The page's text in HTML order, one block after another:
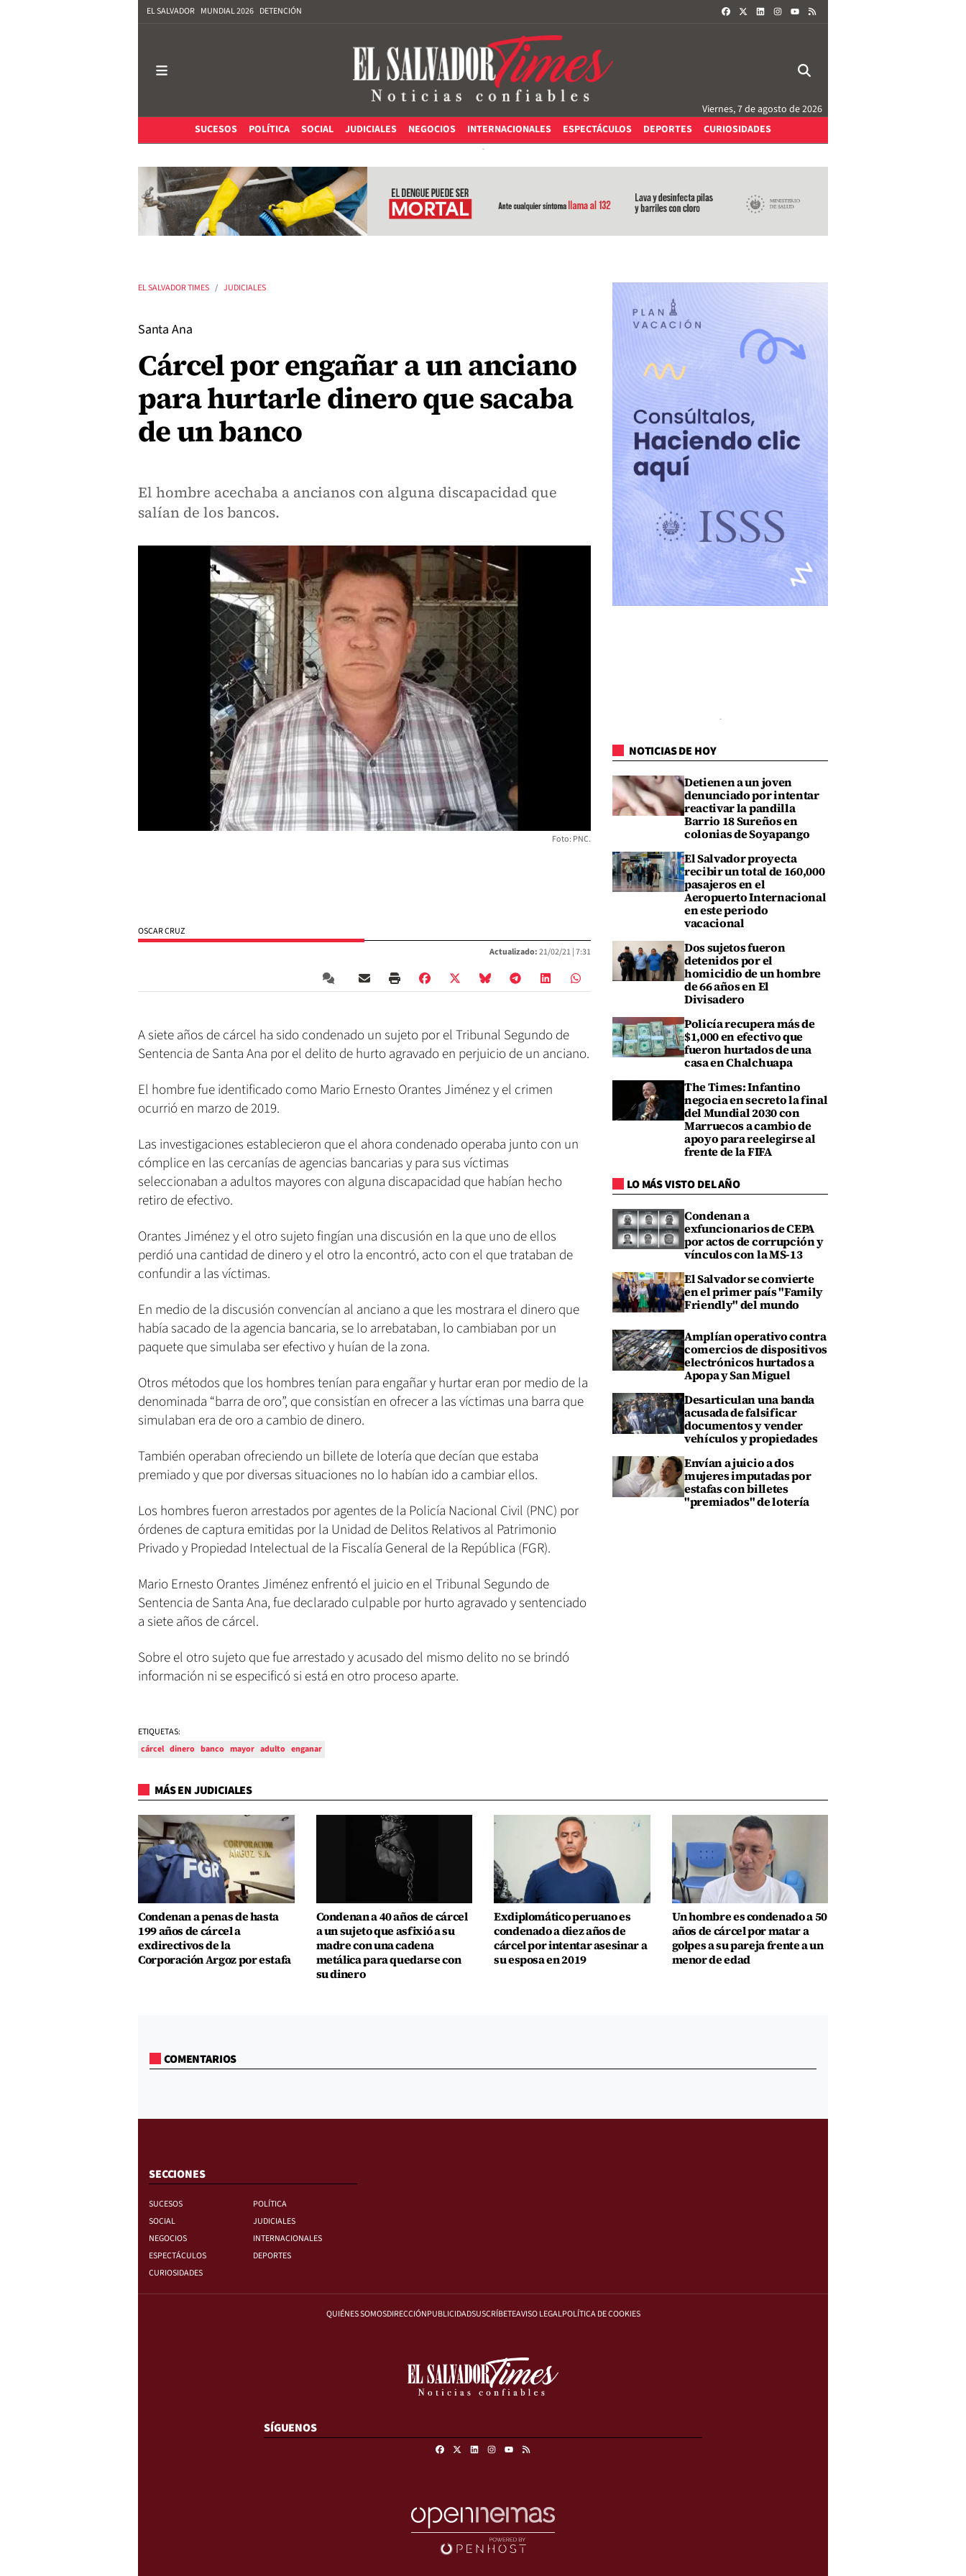
EL SALVADOR MUNDIAL 2026 DETENCIÓN FACEBOOKLINKEDININSTAGRAM
Viernes, 7 de agosto de 2026
SUCESOS
POLÍTICA SOCIAL JUDICIALES NEGOCIOS INTERNACIONALES ESPECTÁCULOS DEPORTES CURIOSIDADES
EL SALVADOR TIMES JUDICIALES
Santa Ana
Cárcel por engañar a un anciano
para hurtarle dinero que sacaba
de un banco
El hombre acechaba a ancianos con alguna discapacidad que
salían de los bancos.
Foto: PNC.
OSCAR CRUZ
Actualizado:21/02/21 |7:31
A siete años de cárcel ha sido condenado un sujeto por el Tribunal Segundo de
Sentencia de Santa Ana por el delito de hurto agravado en perjuicio de un anciano.
El hombre fue identificado como Mario Ernesto Orantes Jiménez y el crimen
ocurrió en marzo de 2019.
Las investigaciones establecieron que el ahora condenado operaba junto con un
cómplice en las cercanías de agencias bancarias y para sus víctimas
seleccionaban a adultos mayores con alguna discapacidad que habían hecho
retiro de efectivo.
Orantes Jiménez y el otro sujeto fingían una discusión en la que uno de ellos
perdió una cantidad de dinero y el otro la encontró, acto con el que trataban de
confundir a las víctimas.
En medio de la discusión convencían al anciano a que les mostrara el dinero que
había sacado de la agencia bancaria, se lo arrebataban, lo cambiaban por un
paquete que simulaba ser efectivo y huían de la zona.
Otros métodos que los hombres tenían para engañar y hurtar eran por medio de la
denominada “barra de oro”, que consistían en ofrecer a las víctimas una barra que
simulaban era de oro a cambio de dinero.
También operaban ofreciendo un billete de lotería que decían que estaba
premiado y que por diversas situaciones no lo habían ido a cambiar ellos.
Los hombres fueron arrestados por agentes de la Policía Nacional Civil (PNC) por
órdenes de captura emitidas por la Unidad de Delitos Relativos al Patrimonio
Privado y Propiedad Intelectual de la Fiscalía General de la República (FGR).
Mario Ernesto Orantes Jiménez enfrentó el juicio en el Tribunal Segundo de
Sentencia de Santa Ana, fue declarado culpable por hurto agravado y sentenciado
a siete años de cárcel.
Sobre el otro sujeto que fue arrestado y acusado del mismo delito no se brindó
información ni se especificó si está en otro proceso aparte.
ETIQUETAS:
cárcel dinero banco mayor adulto enganar
NOTICIAS DE HOY
Detienen a un joven
denunciado por intentar
reactivar la pandilla
Barrio 18 Sureños en
colonias de Soyapango
El Salvador proyecta
recibir un total de 160,000
pasajeros en el
Aeropuerto Internacional
en este periodo
vacacional
Dos sujetos fueron
detenidos por el
homicidio de un hombre
de 66 años en El
Divisadero
Policía recupera más de
$1,000 en efectivo que
fueron hurtados de una
casa en Chalchuapa
The Times: Infantino
negocia en secreto la final
del Mundial 2030 con
Marruecos a cambio de
apoyo para reelegirse al
frente de la FIFA
LO MÁS VISTO DEL AÑO
Condenan a
exfuncionarios de CEPA
por actos de corrupción y
vínculos con la MS-13
El Salvador se convierte
en el primer país "Family
Friendly" del mundo
Amplían operativo contra
comercios de dispositivos
electrónicos hurtados a
Apopa y San Miguel
Desarticulan una banda
acusada de falsificar
documentos y vender
vehículos y propiedades
Envían a juicio a dos
mujeres imputadas por
estafas con billetes
"premiados" de lotería
MÁS EN JUDICIALES
Condenan a penas de hasta
199 años de cárcel a
exdirectivos de la
Corporación Argoz por estafa
Condenan a 40 años de cárcel
a un sujeto que asfixió a su
madre con una cadena
metálica para quedarse con
su dinero
Exdiplomático peruano es
condenado a diez años de
cárcel por intentar asesinar a
su esposa en 2019
Un hombre es condenado a 50
años de cárcel por matar a
golpes a su pareja frente a un
menor de edad
COMENTARIOS
SECCIONES
SUCESOS
POLÍTICA
SOCIAL
JUDICIALES
NEGOCIOS
INTERNACIONALES
ESPECTÁCULOS
DEPORTES
CURIOSIDADES
QUIÉNES SOMOSDIRECCIÓNPUBLICIDADSUSCRÍBETEAVISO LEGALPOLÍTICA DE COOKIES
SÍGUENOS
FacebookLinkedinInstagram